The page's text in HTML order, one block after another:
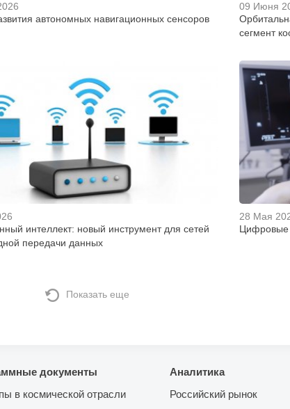
автономных навигационных сенсоров
09 Июня
сегмент
интеллект: новый инструмент для сетей
передачи данных
28 Мая
Цифровые
Показать еще
документы
в космической отрасли
Аналитика
Российский рынок